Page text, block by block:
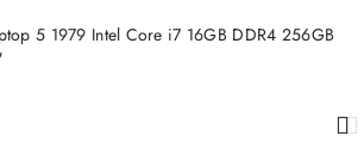
5 1979 Intel Core i7 16GB DDR4 256GB